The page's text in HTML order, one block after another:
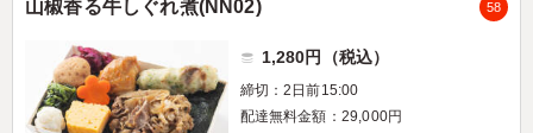
山椒香る牛しぐれ煮(NN02) 58
1,280円（税込）
締切：2日前15:00
配達無料金額：29,000円